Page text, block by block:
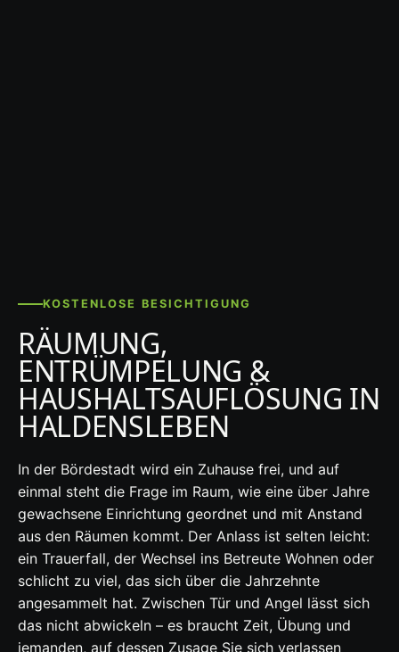
KOSTENLOSE BESICHTIGUNG
RÄUMUNG,
ENTRÜMPELUNG &
HAUSHALTSAUFLÖSUNG IN
HALDENSLEBEN
In der Bördestadt wird ein Zuhause frei, und auf
einmal steht die Frage im Raum, wie eine über Jahre
gewachsene Einrichtung geordnet und mit Anstand
aus den Räumen kommt. Der Anlass ist selten leicht:
ein Trauerfall, der Wechsel ins Betreute Wohnen oder
schlicht zu viel, das sich über die Jahrzehnte
angesammelt hat. Zwischen Tür und Angel lässt sich
das nicht abwickeln – es braucht Zeit, Übung und
jemanden, auf dessen Zusage Sie sich verlassen